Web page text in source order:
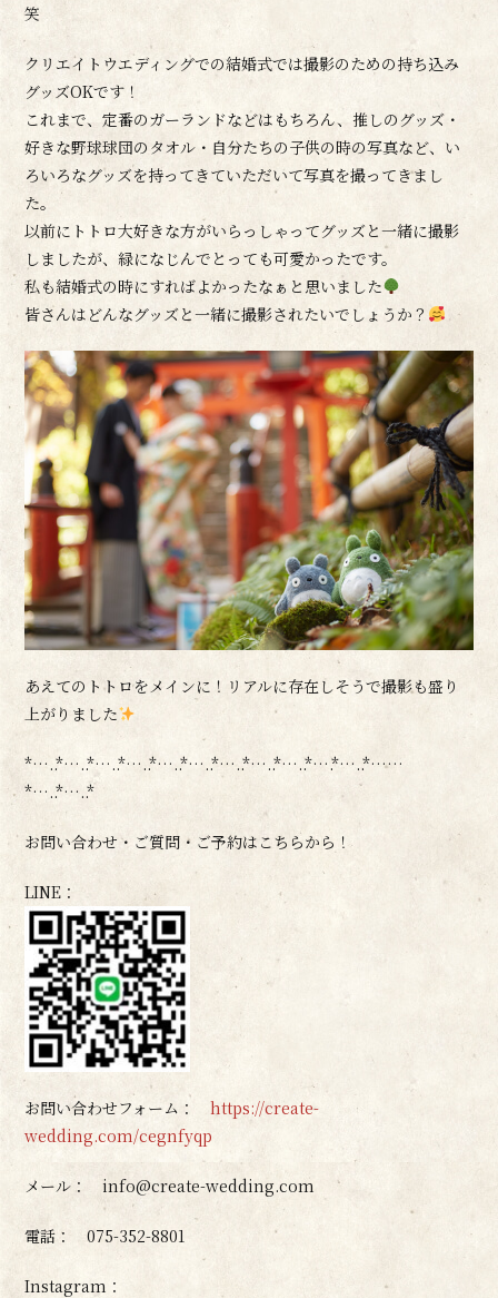
笑
クリエイトウエディングでの結婚式では撮影のための持ち込み
グッズOKです！
これまで、定番のガーランドなどはもちろん、推しのグッズ・
好きな野球球団のタオル・自分たちの子供の時の写真など、い
ろいろなグッズを持ってきていただいて写真を撮ってきまし
た。
以前にトトロ大好きな方がいらっしゃってグッズと一緒に撮影
しましたが、緑になじんでとっても可愛かったです。
私も結婚式の時にすればよかったなぁと思いました
皆さんはどんなグッズと一緒に撮影されたいでしょうか？
あえてのトトロをメインに！リアルに存在しそうで撮影も盛り
上がりました
*…..*…..*…..*…..*…..*…..*…..*…..*…..*….*…..*……
*…..*…..*
お問い合わせ・ご質問・ご予約はこちらから！
LINE：
お問い合わせフォーム：https://create-
wedding.com/cegnfyqp
メール： info@create-wedding.com
電話： 075-352-8801
Instagram：